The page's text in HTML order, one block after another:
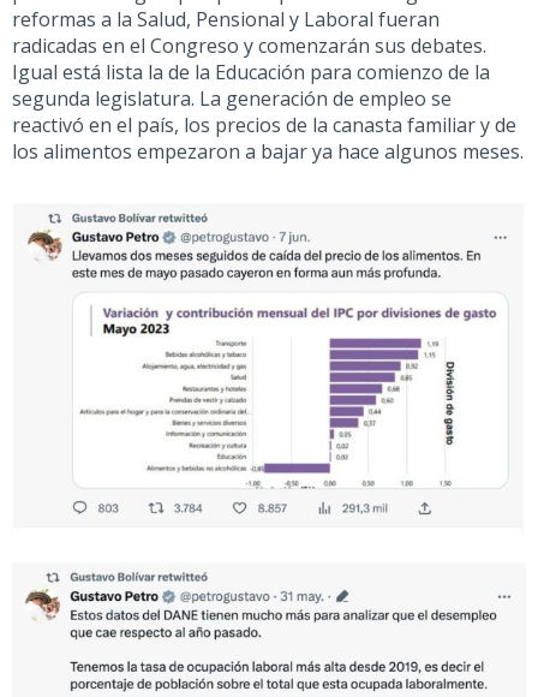
reformas a la Salud, Pensional y Laboral fueran
radicadas en el Congreso y comenzarán sus debates.
Igual está lista la de la Educación para comienzo de la
segunda legislatura. La generación de empleo se
reactivó en el país, los precios de la canasta familiar y de
los alimentos empezaron a bajar ya hace algunos meses.